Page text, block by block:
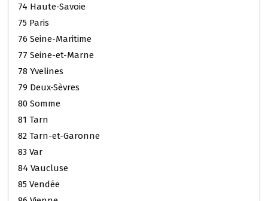
74 Haute-Savoie
75 Paris
76 Seine-Maritime
77 Seine-et-Marne
78 Yvelines
79 Deux-Sèvres
80 Somme
81 Tarn
82 Tarn-et-Garonne
83 Var
84 Vaucluse
85 Vendée